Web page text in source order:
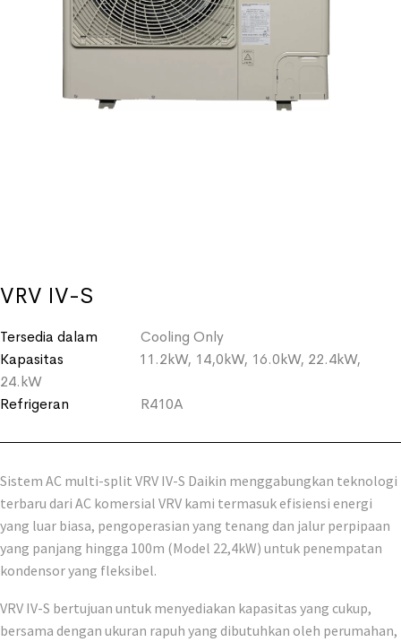
VRV IV-S
Tersedia dalam Cooling Only
Kapasitas 11.2kW, 14,0kW, 16.0kW, 22.4kW,
24.kW
Refrigeran R410A
Sistem AC multi-split VRV IV-S Daikin menggabungkan teknologi
terbaru dari AC komersial VRV kami termasuk efisiensi energi
yang luar biasa, pengoperasian yang tenang dan jalur perpipaan
yang panjang hingga 100m (Model 22,4kW) untuk penempatan
kondensor yang fleksibel.
VRV IV-S bertujuan untuk menyediakan kapasitas yang cukup,
bersama dengan ukuran rapuh yang dibutuhkan oleh perumahan,